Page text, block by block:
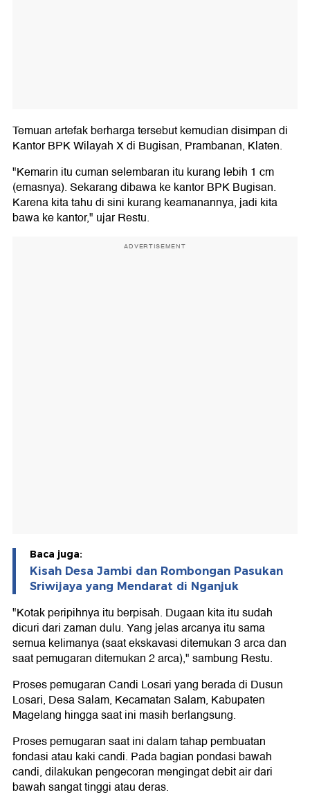
Temuan artefak berharga tersebut kemudian disimpan di
Kantor BPK Wilayah X di Bugisan, Prambanan, Klaten.
"Kemarin itu cuman selembaran itu kurang lebih 1 cm
(emasnya). Sekarang dibawa ke kantor BPK Bugisan.
Karena kita tahu di sini kurang keamanannya, jadi kita
bawa ke kantor," ujar Restu.
ADVERTISEMENT
Baca juga:
Kisah Desa Jambi dan Rombongan Pasukan
Sriwijaya yang Mendarat di Nganjuk
"Kotak peripihnya itu berpisah. Dugaan kita itu sudah
dicuri dari zaman dulu. Yang jelas arcanya itu sama
semua kelimanya (saat ekskavasi ditemukan 3 arca dan
saat pemugaran ditemukan 2 arca)," sambung Restu.
Proses pemugaran Candi Losari yang berada di Dusun
Losari, Desa Salam, Kecamatan Salam, Kabupaten
Magelang hingga saat ini masih berlangsung.
Proses pemugaran saat ini dalam tahap pembuatan
fondasi atau kaki candi. Pada bagian pondasi bawah
candi, dilakukan pengecoran mengingat debit air dari
bawah sangat tinggi atau deras.